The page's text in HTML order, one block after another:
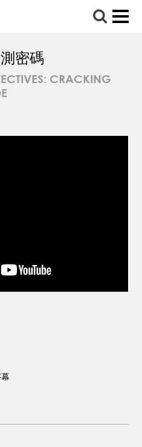
密碼
CRACKING